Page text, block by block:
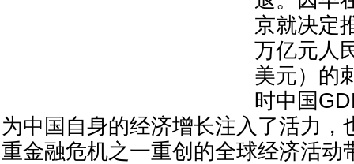
京就决定
万亿元人
美元）的
时中国
为中国自身的经济增长注入了活力，
重金融危机之一重创的全球经济活动